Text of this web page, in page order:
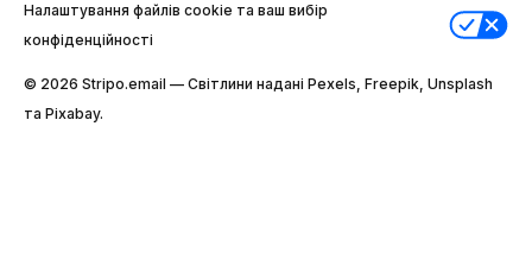
Налаштування файлів cookie та ваш вибір
конфіденційності
© 2026 Stripо.email — Світлини надані Pexels, Freepik, Unsplash
та Pixabay.